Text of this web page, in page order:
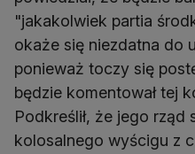
"jakakolwiek partia
okaże się niezdatna do
ponieważ toczy się
będzie komentował tej
Podkreślił, że jego rząd
kolosalnego wyścigu z